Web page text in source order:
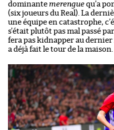
dominante merengue qu’a
(six joueurs du Real). La
une équipe en catastrophe,
s’était plutôt pas mal passé
fera pas kidnapper au
a déjà fait le tour de la maison.